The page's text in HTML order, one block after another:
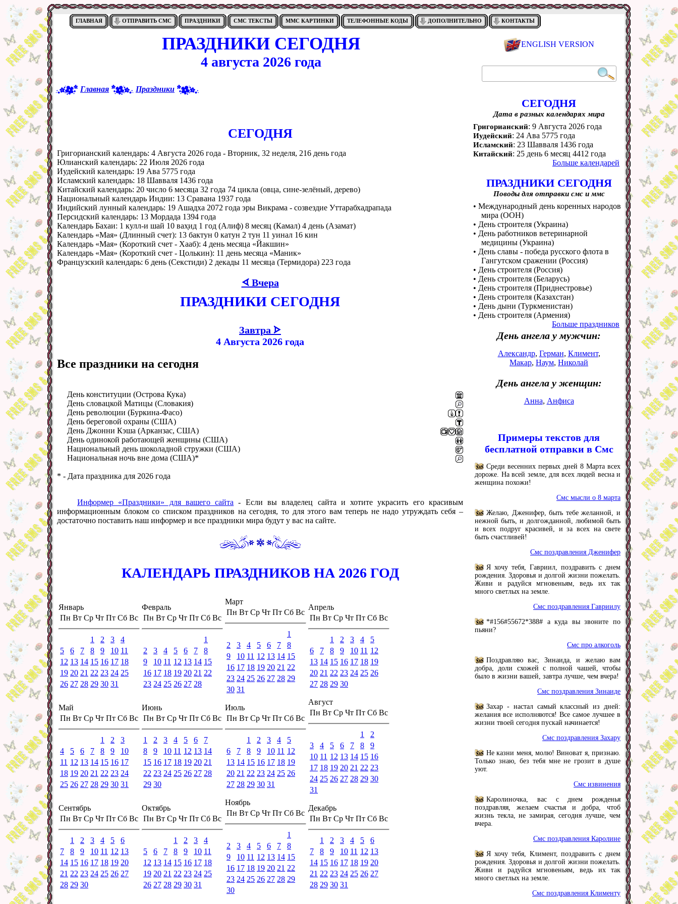
ГЛАВНАЯ ОТПРАВИТЬ СМС ПРАЗДНИКИ СМС ТЕКСТЫ ММС КАРТИНКИ ТЕЛЕФОННЫЕ КОДЫ ДОПОЛНИТЕЛЬНО КОНТАКТЫ
ПРАЗДНИКИ СЕГОДНЯ
4 августа 2026 года
Главная Праздники
CЕГОДНЯ
Григорианский календарь: 4 Августа 2026 года - Вторник, 32 неделя, 216 день года
Юлианский календарь: 22 Июля 2026 года
Иудейский календарь: 19 Ава 5775 года
Исламский календарь: 18 Шавваля 1436 года
Китайский календарь: 20 число 6 месяца 32 года 74 цикла (овца, сине-зелёный, дерево)
Национальный календарь Индии: 13 Сравана 1937 года
Индийский лунный календарь: 19 Ашадха 2072 года эры Викрама - созвездие Уттарабхадрапада
Персидский календарь: 13 Мордада 1394 года
Календарь Бахаи: 1 кулл-и шай 10 вах̣ид 1 год (Алиф) 8 месяц (Камал) 4 день (Азамат)
Календарь «Мая» (Длинный счет): 13 бактун 0 катун 2 тун 11 уинал 16 кин
Календарь «Мая» (Короткий счет - Хааб): 4 день месяца «Йакшин»
Календарь «Мая» (Короткий счет - Цолькин): 11 день месяца «Маник»
Французский календарь: 6 день (Секстиди) 2 декады 11 месяца (Термидора) 223 года
ᗏ Вчера
ПРАЗДНИКИ СЕГОДНЯ
Завтра ᗌ
4 Августа 2026 года
Все праздники на сегодня
День конституции (Острова Кука)
День словацкой Матицы (Словакия)
День революции (Буркина-Фасо)
День береговой охраны (США)
День Джонни Кэша (Арканзас, США)
День одинокой работающей женщины (США)
Национальный день шоколадной стружки (США)
Национальная ночь вне дома (США)*
* - Дата праздника для 2026 года
Информер «Праздники» для вашего сайта - Если вы владелец сайта и хотите украсить его красивым
информационным блоком со списком праздников на сегодня, то для этого вам теперь не надо утруждать себя –
достаточно поставить наш информер и все праздники мира будут у вас на сайте.
КАЛЕНДАРЬ ПРАЗДНИКОВ НА 2026 ГОД
Январь
Пн Вт Ср Чт Пт Сб Вс
1 2 3
4
5
6 7 8 9 10 11
12 13 14 15 16 17 18
19 20 21 22 23 24 25
26 27 28 29 30 31
Февраль
Пн Вт Ср Чт Пт Сб Вс
1
2
3 4 5 6 7
8
9
10 11 12 13 14 15
16 17 18 19 20 21 22
23 24 25 26 27 28
Март
Пн Вт Ср Чт Пт Сб Вс
1
2
3 4 5 6 7
8
9
10 11 12 13 14 15
16 17 18 19 20 21 22
23 24 25 26 27 28 29
30 31
Апрель
Пн Вт Ср Чт Пт Сб Вс
1 2 3 4
5
6
7 8 9 10 11 12
13 14 15 16 17 18 19
20 21 22 23 24 25 26
27 28 29 30
Май
Пн Вт Ср Чт Пт Сб Вс
1 2
3
4
5 6 7 8 9
10
11 12 13 14 15 16 17
18 19 20 21 22 23 24
25 26 27 28 29 30 31
Июнь
Пн Вт Ср Чт Пт Сб Вс
1 2 3 4 5 6
7
8
9 10 11 12 13 14
15 16 17 18 19 20 21
22 23 24 25 26 27 28
29 30
Июль
Пн Вт Ср Чт Пт Сб Вс
1 2 3 4
5
6
7 8 9 10 11 12
13 14 15 16 17 18 19
20 21 22 23 24 25 26
27 28 29 30 31
Август
Пн Вт Ср Чт Пт Сб Вс
1
2
3
4 5 6 7 8
9
10 11 12 13 14 15 16
17 18 19 20 21 22 23
24 25 26 27 28 29 30
31
Сентябрь
Пн Вт Ср Чт Пт Сб Вс
1 2 3 4 5
6
7
8 9 10 11 12 13
14 15 16 17 18 19 20
21 22 23 24 25 26 27
28 29 30
Октябрь
Пн Вт Ср Чт Пт Сб Вс
1 2 3
4
5
6 7 8 9 10 11
12 13 14 15 16 17 18
19 20 21 22 23 24 25
26 27 28 29 30 31
Ноябрь
Пн Вт Ср Чт Пт Сб Вс
1
2
3 4 5 6 7
8
9
10 11 12 13 14 15
16 17 18 19 20 21 22
23 24 25 26 27 28 29
30
Декабрь
Пн Вт Ср Чт Пт Сб Вс
1 2 3 4 5
6
7
8 9 10 11 12 13
14 15 16 17 18 19 20
21 22 23 24 25 26 27
28 29 30 31
ENGLISH VERSION
СЕГОДНЯ
Дата в разных календарях мира
Григорианский: 9 Августа 2026 года
Иудейский: 24 Ава 5775 года
Исламский: 23 Шавваля 1436 года
Китайский: 25 день 6 месяц 4412 года
Больше календарей
ПРАЗДНИКИ СЕГОДНЯ
Поводы для отправки смс и ммс
• Международный день коренных народов
мира (ООН)
• День строителя (Украина)
• День работников ветеринарной
медицины (Украина)
• День славы - победа русского флота в
Гангутском сражении (Россия)
• День строителя (Россия)
• День строителя (Беларусь)
• День строителя (Приднестровье)
• День строителя (Казахстан)
• День дыни (Туркменистан)
• День строителя (Армения)
Больше праздников
День ангела у мужчин:
Александр, Герман, Климент,
Макар, Наум, Николай
День ангела у женщин:
Анна, Анфиса
Примеры текстов для
бесплатной отправки в Смс
Среди весенних первых дней 8 Марта всех
дороже. На всей земле, для всех людей весна и
женщина похожи!
Смс мысли о 8 марта
Желаю, Дженифер, быть тебе желанной, и
нежной быть, и долгожданной, любимой быть
и всех подруг красивей, и за всех на свете
быть счастливей!
Смс поздравления Дженифер
Я хочу тебя, Гавриил, поздравить с днем
рождения. Здоровья и долгой жизни пожелать.
Живи и радуйся мгновеньям, ведь их так
много светлых на земле.
Смс поздравления Гавриилу
*#156#55672*388# а куда вы звоните по
пьяни?
Смс про алкоголь
Поздравляю вас, Зинаида, и желаю вам
добра, доли схожей с полной чашей, чтобы
было в жизни вашей, завтра лучше, чем вчера!
Смс поздравления Зинаиде
Захар - настал самый классный из дней:
желания все исполняются! Все самое лучшее в
жизни твоей сегодня пускай начинается!
Смс поздравления Захару
Не казни меня, молю! Виноват я, признаю.
Только знаю, без тебя мне не грозит в душе
уют.
Смс извинения
Каролиночка, вас с днем рожденья
поздравляя, желаем счастья и добра, чтоб
жизнь текла, не замирая, сегодня лучше, чем
вчера.
Смс поздравления Каролине
Я хочу тебя, Климент, поздравить с днем
рождения. Здоровья и долгой жизни пожелать.
Живи и радуйся мгновеньям, ведь их так
много светлых на земле.
Смс поздравления Клименту